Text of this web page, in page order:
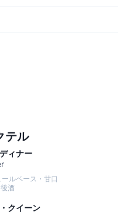
テル
ィナー
ルベース・甘口
酒
クイーン